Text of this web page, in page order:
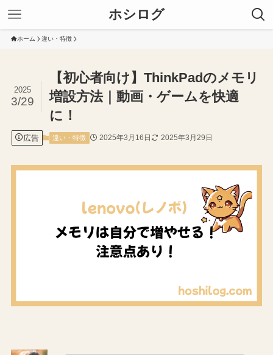
ホシログ
ホーム 違い・特徴
【初心者向け】ThinkPadのメモリ
増設方法｜動画・ゲームを快適
に！
2025
3/29
広告 違い・特徴 2025年3月16日 2025年3月29日